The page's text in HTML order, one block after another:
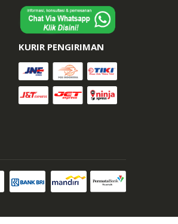
KURIR PENGIRIMAN